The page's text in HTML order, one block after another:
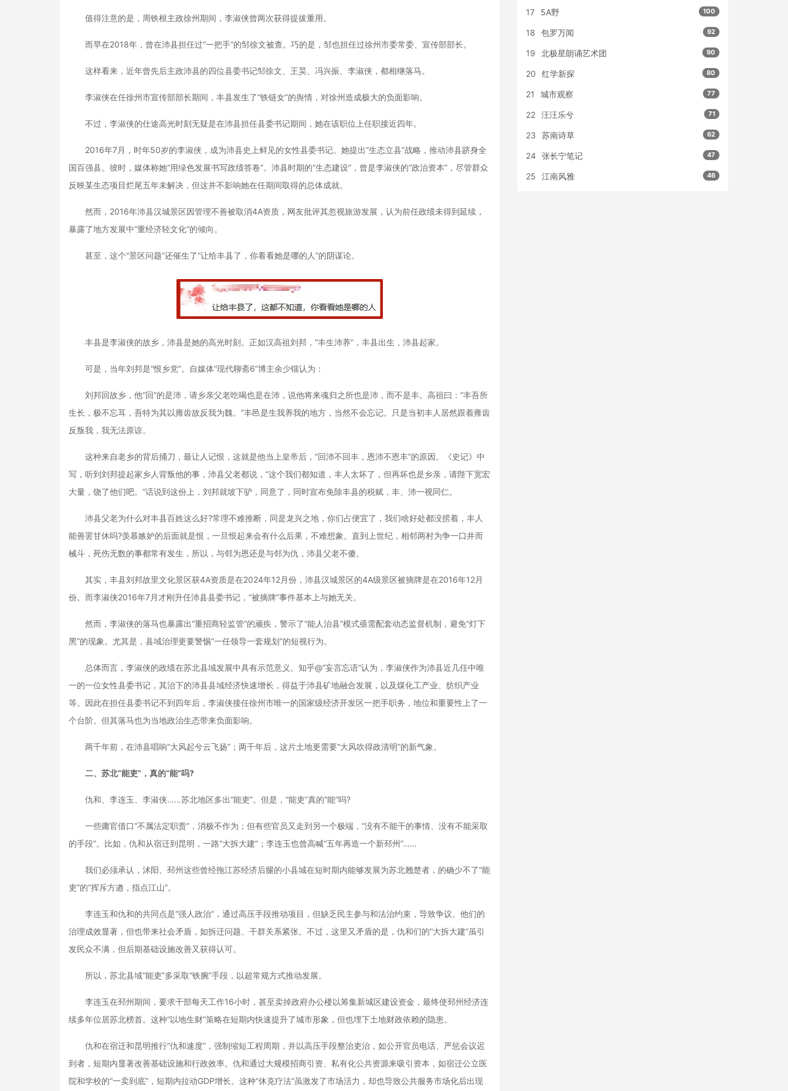
值得注意的是，周铁根主政徐州期间，李淑侠曾两次获得提拔重用。
而早在2018年，曾在沛县担任过“一把手”的邹徐文被查。巧的是，邹也担任过徐州市委常委、宣传部部长。
这样看来，近年曾先后主政沛县的四位县委书记邹徐文、王昊、冯兴振、李淑侠，都相继落马。
李淑侠在任徐州市宣传部部长期间，丰县发生了“铁链女”的舆情，对徐州造成极大的负面影响。
不过，李淑侠的仕途高光时刻无疑是在沛县担任县委书记期间，她在该职位上任职接近四年。
2016年7月，时年50岁的李淑侠，成为沛县史上鲜见的女性县委书记。她提出“生态立县”战略，推动沛县跻身全
国百强县。彼时，媒体称她“用绿色发展书写政绩答卷”。沛县时期的“生态建设”，曾是李淑侠的“政治资本”，尽管群众
反映某生态项目烂尾五年未解决，但这并不影响她在任期间取得的总体成就‌。
然而，2016年沛县汉城景区因管理不善被取消4A资质，网友批评其忽视旅游发展，认为前任政绩未得到延续，
暴露了地方发展中“重经济轻文化”的倾向。
甚至，这个“景区问题”还催生了“让给丰县了，你看看她是哪的人”的阴谋论。
丰县是李淑侠的故乡，沛县是她的高光时刻。正如汉高祖刘邦，“丰生沛养”，丰县出生，沛县起家。
可是，当年刘邦是“恨乡党”。自媒体“现代聊斋6”博主余少镭认为：
刘邦回故乡，他“回”的是沛，请乡亲父老吃喝也是在沛，说他将来魂归之所也是沛，而不是丰。高祖曰：“丰吾所
生长，极不忘耳，吾特为其以雍齿故反我为魏。”丰邑是生我养我的地方，当然不会忘记。只是当初丰人居然跟着雍齿
反叛我，我无法原谅。
这种来自老乡的背后捅刀，最让人记恨，这就是他当上皇帝后，“回沛不回丰，恩沛不恩丰”的原因。《史记》中
写，听到刘邦提起家乡人背叛他的事，沛县父老都说，“这个我们都知道，丰人太坏了，但再坏也是乡亲，请陛下宽宏
大量，饶了他们吧。”话说到这份上，刘邦就坡下驴，同意了，同时宣布免除丰县的税赋，丰、沛一视同仁。
沛县父老为什么对丰县百姓这么好?常理不难推断，同是龙兴之地，你们占便宜了，我们啥好处都没捞着，丰人
能善罢甘休吗?羡慕嫉妒的后面就是恨，一旦恨起来会有什么后果，不难想象。直到上世纪，相邻两村为争一口井而
械斗，死伤无数的事都常有发生，所以，与邻为恩还是与邻为仇，沛县父老不傻。
其实，丰县刘邦故里文化景区获4A资质是在2024年12月份，沛县汉城景区的4A级景区被摘牌是在2016年12月
份。而李淑侠2016年7月才刚升任沛县县委书记，“被摘牌”事件基本上与她无关。
然而，李淑侠的落马也暴露出“重招商轻监管”的顽疾，警示了“能人治县”模式亟需配套动态监督机制，避免“灯下
黑”的现象‌。尤其是，县域治理更要警惕“一任领导一套规划”的短视行为。
总体而言，李淑侠的政绩在苏北县域发展中具有示范意义。知乎@“妄言忘语”认为，李淑侠作为沛县近几任中唯
一的一位女性县委书记，其治下的沛县县域经济快速增长，得益于沛县矿地融合发展，以及煤化工产业、纺织产业
等。因此在担任县委书记不到四年后，李淑侠接任徐州市唯一的国家级经济开发区一把手职务，地位和重要性上了一
个台阶。但其落马也为当地政治生态带来负面影响。
两千年前，在沛县唱响“大风起兮云飞扬”；两千年后，这片土地更需要“大风吹得政清明”的新气象。
二、苏北“能吏”，真的“能”吗?
仇和、李连玉、李淑侠……苏北地区多出“能吏”。但是，“能吏”真的“能”吗?
一些庸官借口“不属法定职责”，消极不作为；但有些官员又走到另一个极端，“没有不能干的事情、没有不能采取
的手段”。比如，仇和从宿迁到昆明，一路“大拆大建”；李连玉也曾高喊“五年再造一个新邳州”……
我们必须承认，沭阳、邳州这些曾经拖江苏经济后腿的小县城在短时期内能够发展为苏北翘楚者，的确少不了“能
吏”的“挥斥方遒，指点江山”。
李连玉和仇和的共同点是“强人政治”，通过高压手段推动项目，但缺乏民主参与和法治约束，导致争议。他们的
治理成效显著，但也带来社会矛盾，如拆迁问题、干群关系紧张。不过，这里又矛盾的是，仇和们的“大拆大建”虽引
发民众不满，但后期基础设施改善又获得认可。
所以，苏北县域“能吏”多采取“铁腕”手段，以超常规方式推动发展。
李连玉在邳州期间，要求干部每天工作16小时，甚至卖掉政府办公楼以筹集新城区建设资金，最终使邳州经济连
续多年位居苏北榜首。这种“以地生财”策略在短期内快速提升了城市形象，但也埋下土地财政依赖的隐患。
仇和在宿迁和昆明推行“仇和速度”，强制缩短工程周期，并以高压手段整治吏治，如公开官员电话、严惩会议迟
到者，短期内显著改善基础设施和行政效率。仇和通过大规模招商引资、私有化公共资源来吸引资本，如宿迁公立医
院和学校的“一卖到底”，短期内拉动GDP增长。这种“休克疗法”虽激发了市场活力，却也导致公共服务市场化后出现
17 5A野 100
18 包罗万闻 92
19 北极星朗诵艺术团 90
20 红学新探 80
21 城市观察 77
22 汪汪乐兮 71
23 苏南诗草 62
24 张长宁笔记 47
25 江南风雅 46